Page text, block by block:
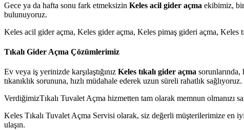
Gece ya da hafta sonu fark etmeksizin Keles acil gider açma ekibimiz, bir
bulunuyoruz.
Keles acil gider açma, Keles gider açma, Keles pimaş gideri açma, Keles
Tıkalı Gider Açma Çözümlerimiz
Ev veya iş yerinizde karşılaştığınız Keles tıkalı gider açma
tıkanıklık sorununa, hızlı müdahale ederek uzun süreli rahatlık sağlıyoruz.
VerdiğimizTıkalı Tuvalet Açma hizmetten tam olarak memnun olmanızı
Keles Tıkalı Tuvalet Açma Servisi olarak, siz değerli müşterilerimize en
ulaşın.